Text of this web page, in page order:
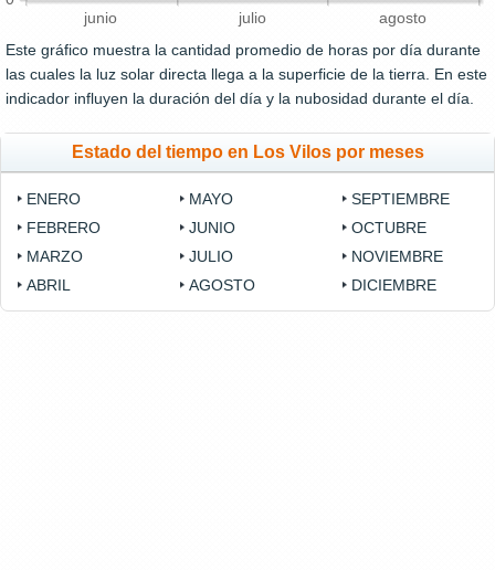
junio julio agosto
Este gráfico muestra la cantidad promedio de horas por día durante
las cuales la luz solar directa llega a la superficie de la tierra. En este
indicador influyen la duración del día y la nubosidad durante el día.
Estado del tiempo en Los Vilos por meses
ENERO
FEBRERO
MARZO
ABRIL
MAYO
JUNIO
JULIO
AGOSTO
SEPTIEMBRE
OCTUBRE
NOVIEMBRE
DICIEMBRE